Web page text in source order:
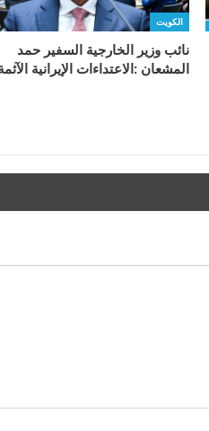
الكويت
‬المشعان‭: ‬الاعتداءات‭ ‬الإيرانية‭ ‬الآثمة‭…